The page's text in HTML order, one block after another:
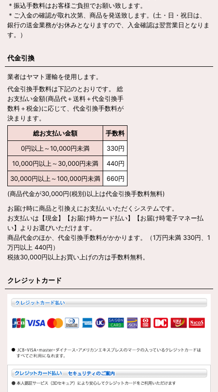
＊振込手数料はお客様ご負担でお願い致します。
＊ご入金の確認が取れ次第、商品を発送致します。(土・日・祝日は、
銀行の送金業務がお休みとなりますので、入金確認は翌営業日となりま
す。）
代金引換
業者はヤマト運輸を使用します。
代金引換手数料は下記のとおりです。 総
お支払い金額(商品代＋送料＋代金引換手
数料＋税金)に応じて、代金引換手数料が
決まります。
総お支払い金額
手数料
0円以上～10,000円未満 330円
10,000円以上～30,000円未満 440円
30,000円以上～100,000円未満 660円
(商品代金が30,000円(税別)以上は代金引換手数料無料)
お届け時に商品と引換えにお支払いいただくシステムです。
お支払いは【現金】【お届け時カード払い】【お届け時電子マネー払
い】よりお選びいただけます。
商品代金のほか、代金引換手数料がかかります。（1万円未満 330円、1
万円以上 440円）
税抜30,000円以上お買い上げの方は手数料無料。
クレジットカード